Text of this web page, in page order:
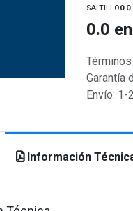
SALTILLO0.0
0.0
Garantía
Envío: 1-
Información